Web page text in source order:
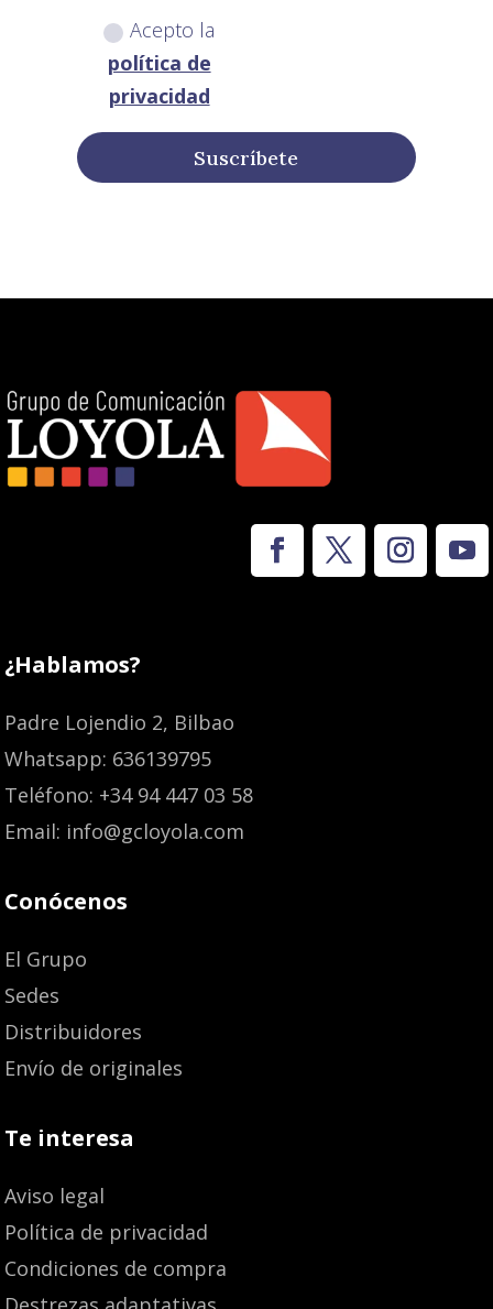
Acepto la
política de
privacidad
Suscríbete
¿Hablamos?
Padre Lojendio 2, Bilbao
Whatsapp: 636139795
Teléfono: +34 94 447 03 58
Email: info@gcloyola.com
Conócenos
El Grupo
Sedes
Distribuidores
Envío de originales
Te interesa
Aviso legal
Política de privacidad
Condiciones de compra